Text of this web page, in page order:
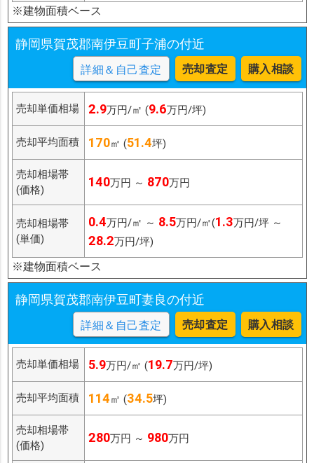
※建物面積ベース
静岡県賀茂郡南伊豆町子浦の付近
詳細＆自己査定 売却査定 購入相談
売却単価相場 2.9万円/㎡ (9.6万円/坪)
売却平均面積 170㎡ (51.4坪)
売却相場帯
(価格)
140万円 ～ 870万円
売却相場帯
(単価)
0.4万円/㎡ ～ 8.5万円/㎡(1.3万円/坪 ～
28.2万円/坪)
※建物面積ベース
静岡県賀茂郡南伊豆町妻良の付近
詳細＆自己査定 売却査定 購入相談
売却単価相場 5.9万円/㎡ (19.7万円/坪)
売却平均面積 114㎡ (34.5坪)
売却相場帯
(価格)
280万円 ～ 980万円